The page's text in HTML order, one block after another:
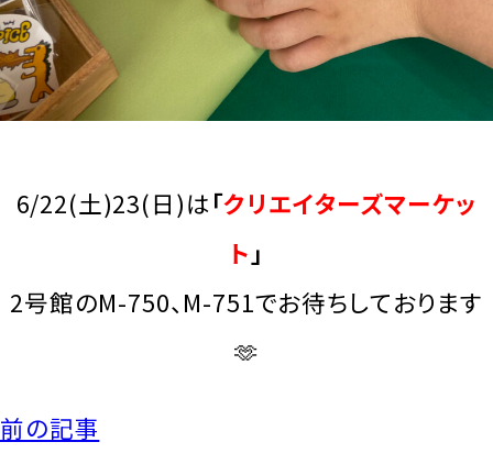
6/22(土)23(日)は「クリエイターズマーケッ
ト」
2号館のM-750、M-751でお待ちしております
🫶
前の記事